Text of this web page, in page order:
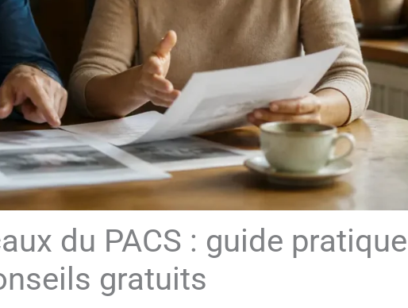
du PACS : guide pratique
gratuits